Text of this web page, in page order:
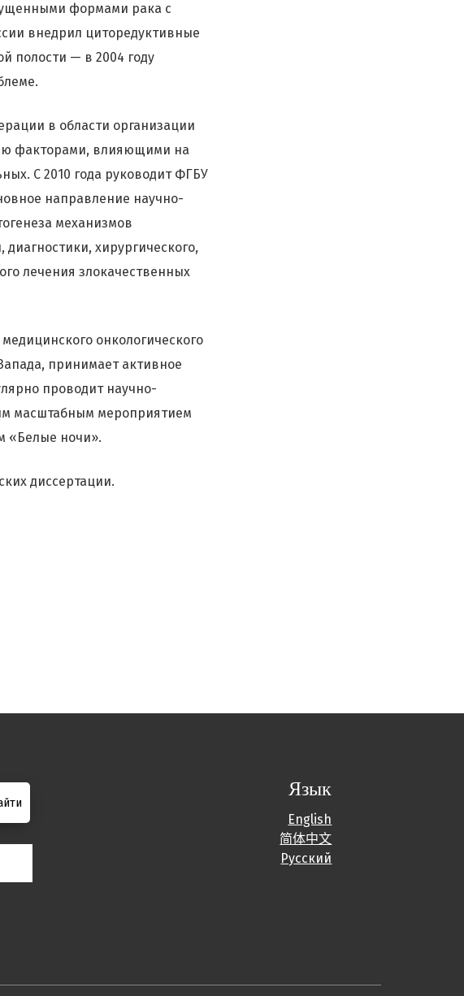
формами рака с
внедрил циторедуктивные
полости — в 2004 году
в области организации
факторами, влияющими на
С 2010 года руководит ФГБУ
направление научно-
механизмов
хирургического,
лечения злокачественных
онкологического
принимает активное
проводит научно-
масштабным мероприятием
«Белые ночи».
диссертации.
Язык
English
简体中文
Русский